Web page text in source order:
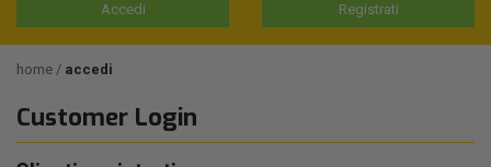
Accedi Registrati
home accedi
Customer Login